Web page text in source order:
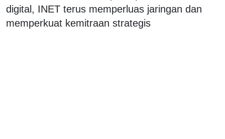
digital, INET terus memperluas jaringan dan
memperkuat kemitraan strategis